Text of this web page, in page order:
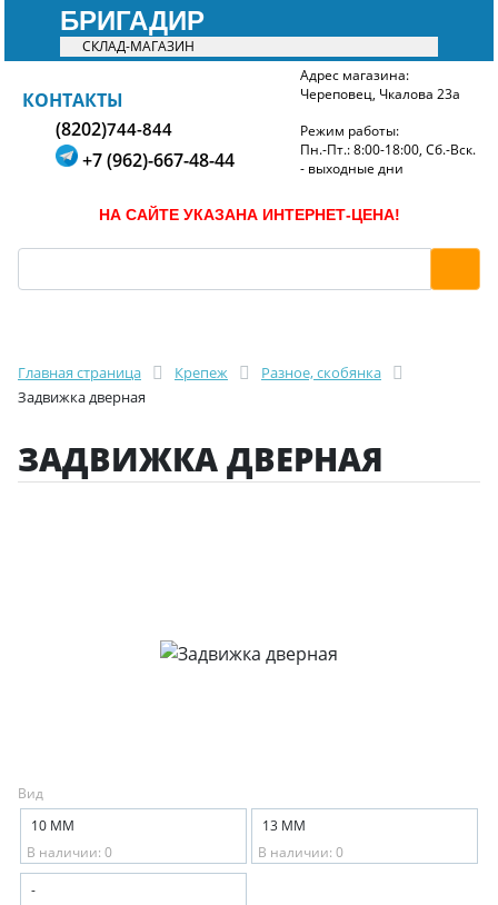
БРИГАДИР
СКЛАД-МАГАЗИН
БРИГАДИР
КОНТАКТЫ
(8202)744-844
+7 (962)-667-48-44
Адрес магазина:
Череповец, Чкалова 23а
Режим работы:
Пн.-Пт.: 8:00-18:00, Сб.-Вск.
- выходные дни
НА САЙТЕ УКАЗАНА ИНТЕРНЕТ-ЦЕНА!
Главная страница Крепеж
Разное, скобянка
Задвижка дверная
ЗАДВИЖКА ДВЕРНАЯ
Вид
10 ММ
В наличии: 0
13 ММ
В наличии: 0
-